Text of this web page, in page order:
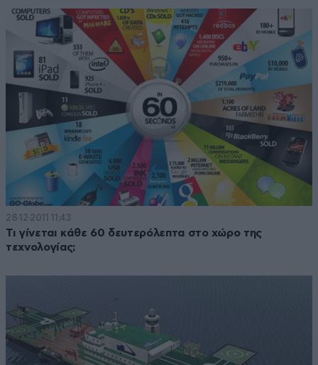
28·12·2011 11:43
Τι γίνεται κάθε 60 δευτερόλεπτα στο χώρο της
τεχνολογίας;